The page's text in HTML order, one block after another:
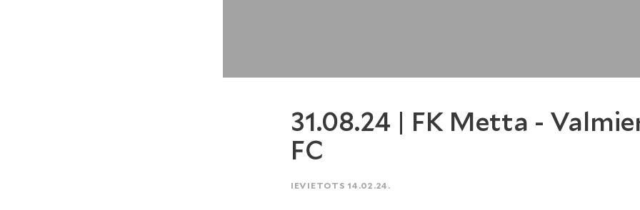
31.08.24 | FK Metta -
FC
IEVIETOTS 14.02.24.